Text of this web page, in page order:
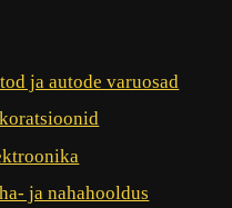
ja autode varuosad
ja nahahooldus